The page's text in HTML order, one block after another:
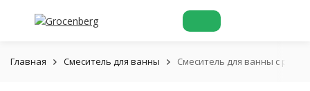
Главная Смеситель для ванны Смеситель для ванны с